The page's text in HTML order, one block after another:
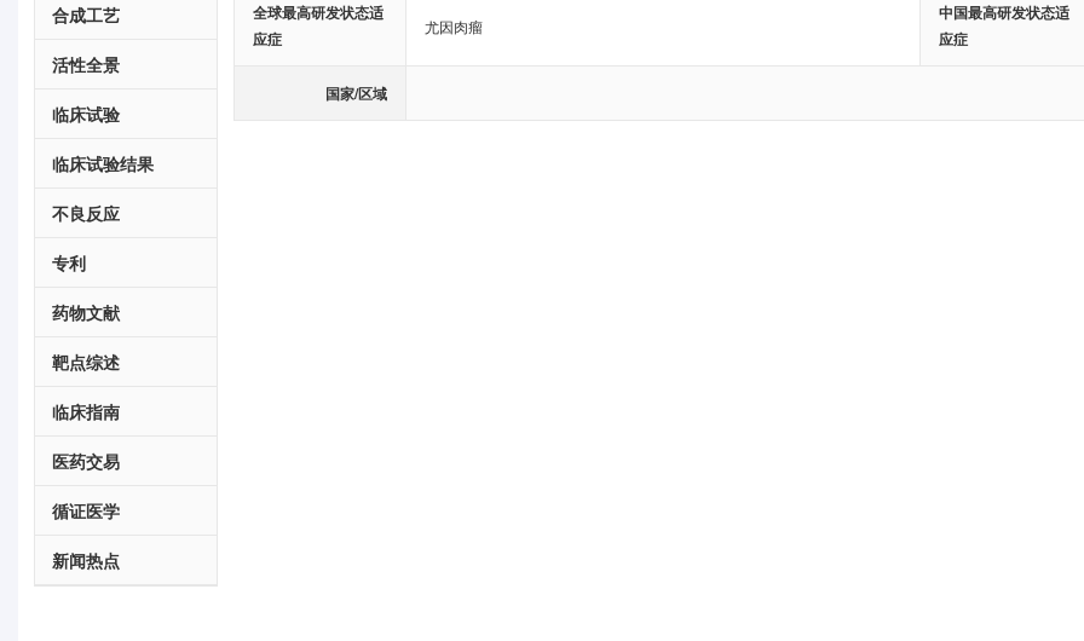
合成工艺
活性全景
临床试验
临床试验结果
不良反应
专利
药物文献
靶点综述
临床指南
医药交易
循证医学
新闻热点
全球最高研发状态适
应症
尤因肉瘤
中国最高研发状态适
应症
国家/区域